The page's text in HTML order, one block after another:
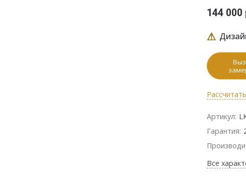
144
⚠
Артикул:
Гарантия:
Все